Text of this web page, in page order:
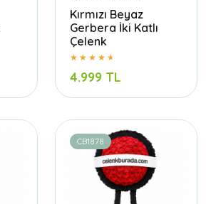
Kırmızı Beyaz
Gerbera İki Katlı
Çelenk
4.999 TL
CB1878